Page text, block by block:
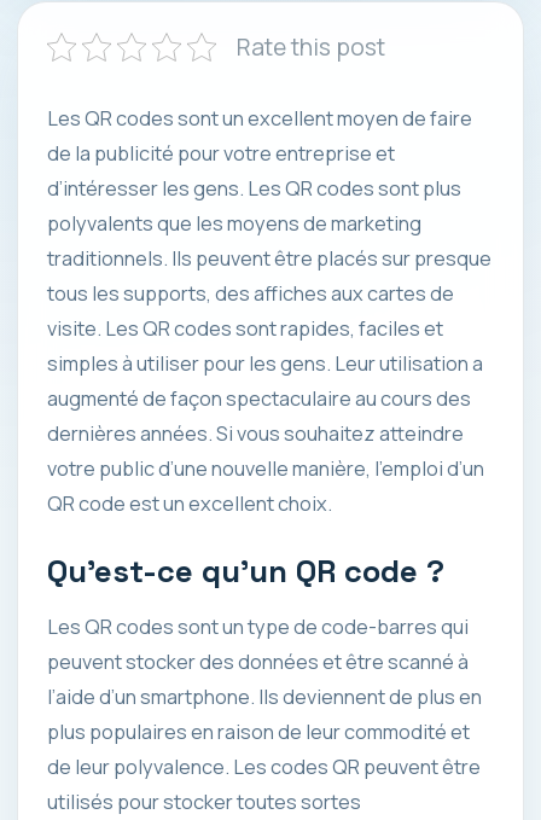
Rate this post
Les QR codes sont un excellent moyen de faire
de la publicité pour votre entreprise et
d’intéresser les gens. Les QR codes sont plus
polyvalents que les moyens de marketing
traditionnels. Ils peuvent être placés sur presque
tous les supports, des affiches aux cartes de
visite. Les QR codes sont rapides, faciles et
simples à utiliser pour les gens. Leur utilisation a
augmenté de façon spectaculaire au cours des
dernières années. Si vous souhaitez atteindre
votre public d’une nouvelle manière, l’emploi d’un
QR code est un excellent choix.
Qu’est-ce qu’un QR code ?
Les QR codes sont un type de code-barres qui
peuvent stocker des données et être scanné à
l’aide d’un smartphone. Ils deviennent de plus en
plus populaires en raison de leur commodité et
de leur polyvalence. Les codes QR peuvent être
utilisés pour stocker toutes sortes